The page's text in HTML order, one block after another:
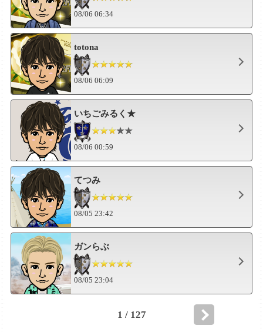
08/06 06:34
totona
08/06 06:09
いちごみるく★
08/06 00:59
てつみ
08/05 23:42
ガンらぶ
08/05 23:04
1 / 127